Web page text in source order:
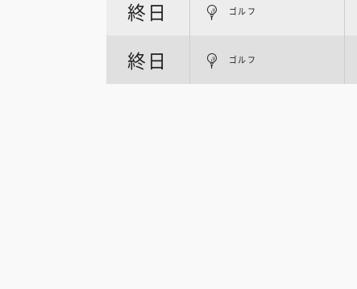
終日 ゴルフ
終日 ゴルフ